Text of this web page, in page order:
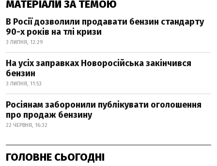
МАТЕРІАЛИ ЗА ТЕМОЮ
В Росії дозволили продавати бензин стандарту
90-х років на тлі кризи
3 ЛИПНЯ, 12:29
На усіх заправках Новоросійська закінчився
бензин
3 ЛИПНЯ, 11:53
Росіянам заборонили публікувати оголошення
про продаж бензину
22 ЧЕРВНЯ, 16:32
ГОЛОВНЕ СЬОГОДНІ